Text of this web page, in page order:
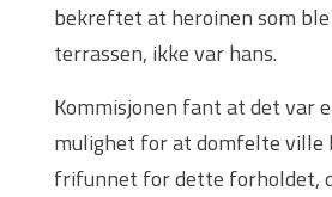
bekreftet at heroinen som
terrassen, ikke var hans.
Kommisjonen fant at det var
mulighet for at domfelte ville
frifunnet for dette forholdet,